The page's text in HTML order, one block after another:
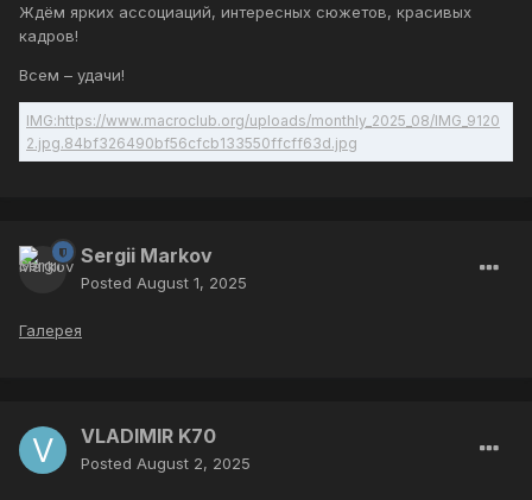
Ждём ярких ассоциаций, интересных сюжетов, красивых
кадров!
Всем – удачи!
Sergii Markov
Posted August 1, 2025
Галерея
VLADIMIR K70
Posted August 2, 2025